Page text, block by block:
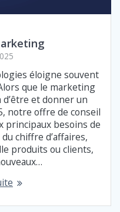
éloigne souvent
que le marketing
et donner un
notre offre de conseil
principaux besoins de
chiffre d’affaires,
produits ou clients,